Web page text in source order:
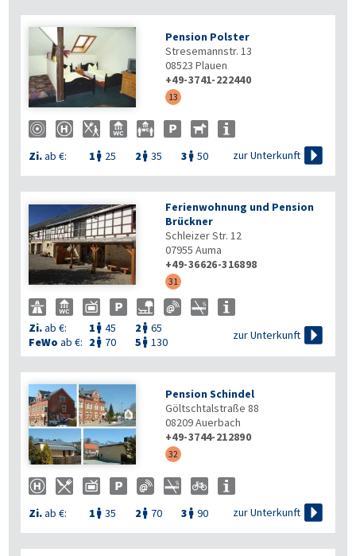
Pension Polster
Stresemannstr. 13
08523 Plauen
+49-3741-222440
13
Zi.ab €: 1  25 2  35 3  50 zur Unterkunft 
Ferienwohnung und Pension
Brückner
Schleizer Str. 12
07955 Auma
+49-36626-316898
31
Zi.ab €: 1  45 2  65
FeWo ab €: 2  70 5  130
zur Unterkunft 
Pension Schindel
Göltschtalstraße 88
08209Auerbach
+49-3744-212890
32
Zi.ab €: 1  35 2  70 3  90 zur Unterkunft 